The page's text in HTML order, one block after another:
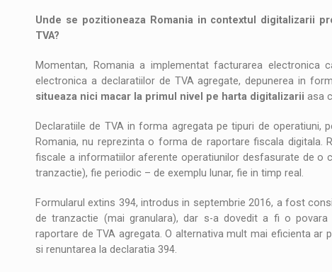
Unde se pozitioneaza Romania in contextul digitalizarii
TVA?
Momentan, Romania a implementat facturarea
electronica a declaratiilor de TVA agregate, depunerea in
situeaza nici macar la primul nivel pe harta digitalizarii asa
Declaratiile de TVA in forma agregata pe tipuri de
Romania, nu reprezinta o forma de raportare fiscala digitala.
fiscale a informatiilor aferente operatiunilor desfasurate de o
tranzactie), fie periodic – de exemplu lunar, fie in timp real.
Formularul extins 394, introdus in septembrie 2016, a fost
de tranzactie (mai granulara), dar s-a dovedit a fi o
raportare de TVA agregata. O alternativa mult mai eficienta
si renuntarea la declaratia 394.